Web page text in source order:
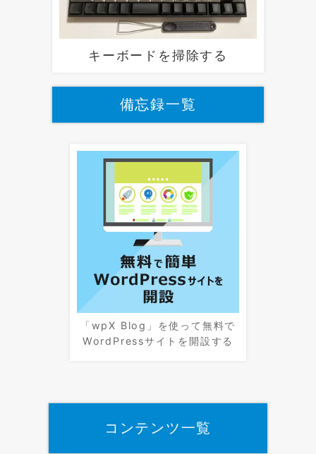
キーボードを掃除する
備忘録一覧
「wpX Blog」を使って無料で
WordPressサイトを開設する
コンテンツ一覧